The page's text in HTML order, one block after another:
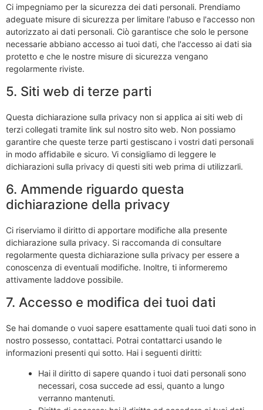
Ci impegniamo per la sicurezza dei dati personali. Prendiamo
adeguate misure di sicurezza per limitare l'abuso e l'accesso non
autorizzato ai dati personali. Ciò garantisce che solo le persone
necessarie abbiano accesso ai tuoi dati, che l'accesso ai dati sia
protetto e che le nostre misure di sicurezza vengano
regolarmente riviste.
5. Siti web di terze parti
Questa dichiarazione sulla privacy non si applica ai siti web di
terzi collegati tramite link sul nostro sito web. Non possiamo
garantire che queste terze parti gestiscano i vostri dati personali
in modo affidabile e sicuro. Vi consigliamo di leggere le
dichiarazioni sulla privacy di questi siti web prima di utilizzarli.
6. Ammende riguardo questa
dichiarazione della privacy
Ci riserviamo il diritto di apportare modifiche alla presente
dichiarazione sulla privacy. Si raccomanda di consultare
regolarmente questa dichiarazione sulla privacy per essere a
conoscenza di eventuali modifiche. Inoltre, ti informeremo
attivamente laddove possibile.
7. Accesso e modifica dei tuoi dati
Se hai domande o vuoi sapere esattamente quali tuoi dati sono in
nostro possesso, contattaci. Potrai contattarci usando le
informazioni presenti qui sotto. Hai i seguenti diritti:
Hai il diritto di sapere quando i tuoi dati personali sono
necessari, cosa succede ad essi, quanto a lungo
verranno mantenuti.